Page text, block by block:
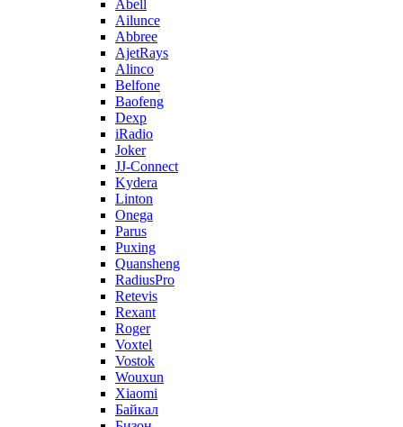
Abell
Ailunce
Abbree
AjetRays
Alinco
Belfone
Baofeng
Dexp
iRadio
Joker
JJ-Connect
Kydera
Linton
Onega
Parus
Puxing
Quansheng
RadiusPro
Retevis
Rexant
Roger
Voxtel
Vostok
Wouxun
Xiaomi
Байкал